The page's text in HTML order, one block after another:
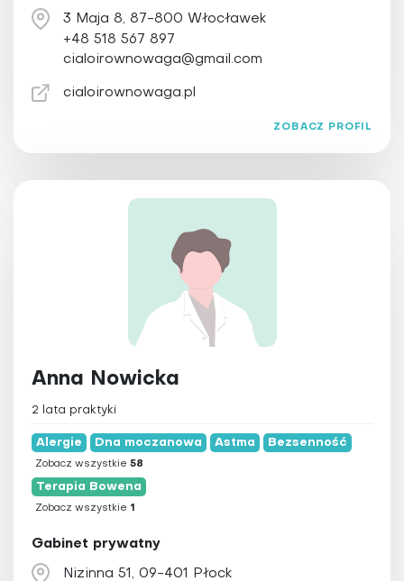
3 Maja 8, 87-800 Włocławek
+48 518 567 897
cialoirownowaga@gmail.com
cialoirownowaga.pl
ZOBACZ PROFIL
Anna Nowicka
2 lata praktyki
Alergie Dna moczanowa Astma Bezsenność
Zobacz wszystkie 58
Terapia Bowena
Zobacz wszystkie 1
Gabinet prywatny
Nizinna 51, 09-401 Płock